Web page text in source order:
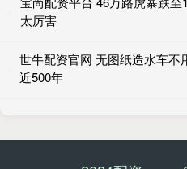
太厉害
世牛配资官网 无图纸造水车
近500年